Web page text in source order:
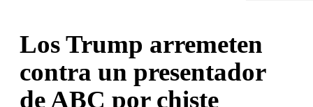
Los Trump arremeten
contra un presentador
de ABC por chiste